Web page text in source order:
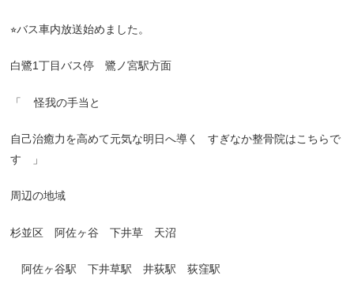
⭐︎バス車内放送始めました。
白鷺1丁目バス停 鷺ノ宮駅方面
「 怪我の手当と
自己治癒力を高めて元気な明日へ導く
すぎなか整骨院はこちらで
す 」
周辺の地域
杉並区 阿佐ヶ谷 下井草 天沼
阿佐ヶ谷駅 下井草駅 井荻駅 荻窪駅